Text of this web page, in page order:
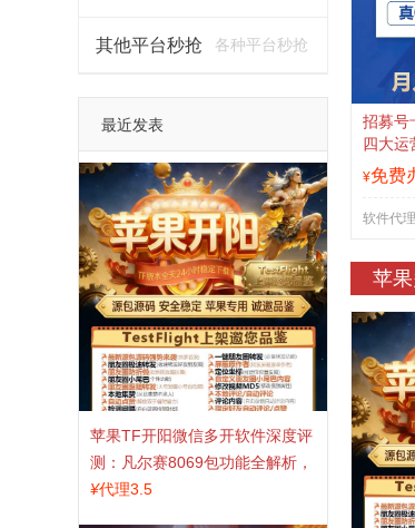
其他平台秒抢 各种平台秒抢
最近发表
苹果TF开阳微信多开软件深度评
测：凡尔赛8069包功能全解析，
TestFlight稳定版上架，激活认准
¥代理3.5
招募号
四大运
0-30000
¥免费
软件代
苹